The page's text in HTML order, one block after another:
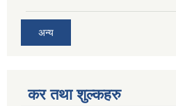
अन्य
कर तथा शुल्कहरु